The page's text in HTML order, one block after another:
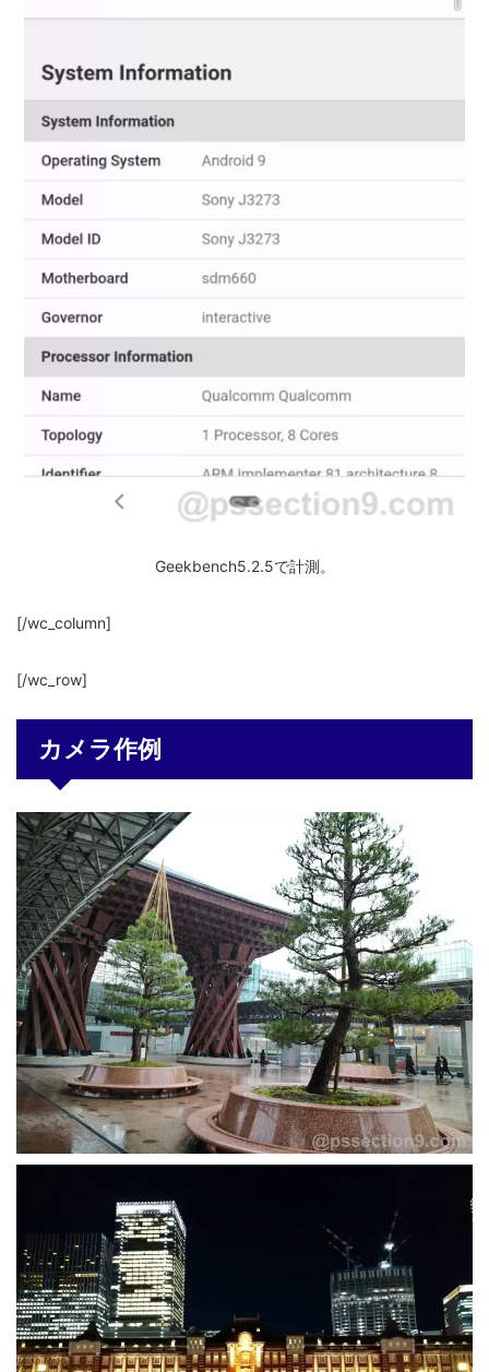
Geekbench5.2.5で計測。
[/wc_column]
[/wc_row]
カメラ作例